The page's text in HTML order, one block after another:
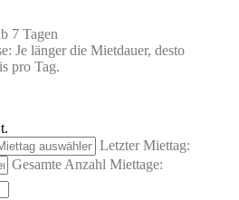
7 Tagen
Je länger die Mietdauer, desto
pro Tag.
Letzter Miettag:
Gesamte Anzahl Miettage: